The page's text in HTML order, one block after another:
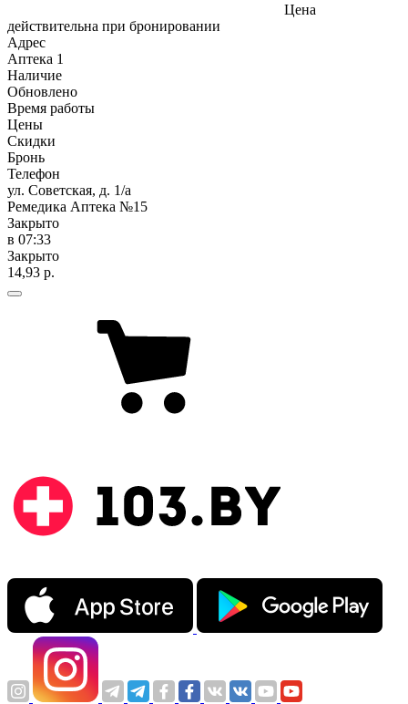
Цена
действительна при бронировании
Адрес
Аптека 1
Наличие
Обновлено
Время работы
Цены
Скидки
Бронь
Телефон
ул. Советская, д. 1/а
Ремедика Аптека №15
Закрыто
в 07:33
Закрыто
14,93 р.